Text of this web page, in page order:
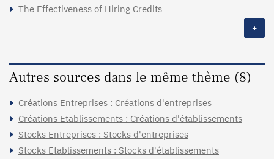
The Effectiveness of Hiring Credits
+
Autres sources dans le même thème (8)
Créations Entreprises : Créations d'entreprises
Créations Etablissements : Créations d'établissements
Stocks Entreprises : Stocks d'entreprises
Stocks Etablissements : Stocks d'établissements